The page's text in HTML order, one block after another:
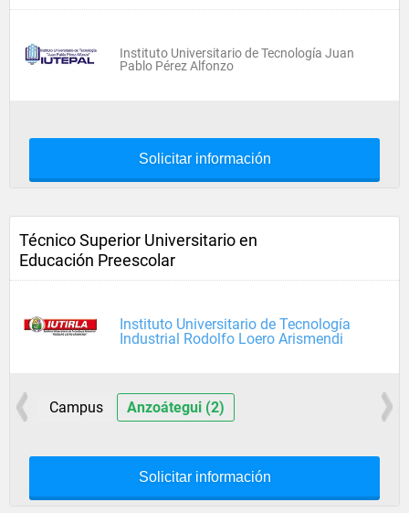
Instituto Universitario de Tecnología Juan
Pablo Pérez Alfonzo
Solicitar información
Técnico Superior Universitario en
Educación Preescolar
Instituto Universitario de Tecnología
Industrial Rodolfo Loero Arismendi
Campus Anzoátegui (2)
Solicitar información